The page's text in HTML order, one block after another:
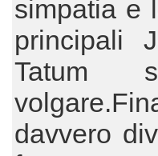
simpatia e
principali
Tatum
davvero